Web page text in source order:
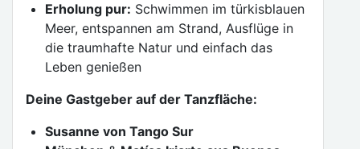
Erholung pur: Schwimmen im türkisblauen
Meer, entspannen am Strand, Ausflüge in
die traumhafte Natur und einfach das
Leben genießen
Deine Gastgeber auf der Tanzfläche:
Susanne von Tango Sur